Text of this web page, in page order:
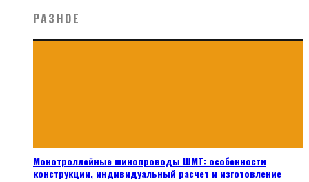
РАЗНОЕ
Монотроллейные шинопроводы ШМТ: особенности
конструкции, индивидуальный расчет и изготовление